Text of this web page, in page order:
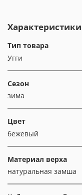
Характеристики
Тип товара
Угги
Сезон
зима
Цвет
бежевый
Материал верха
натуральная замша